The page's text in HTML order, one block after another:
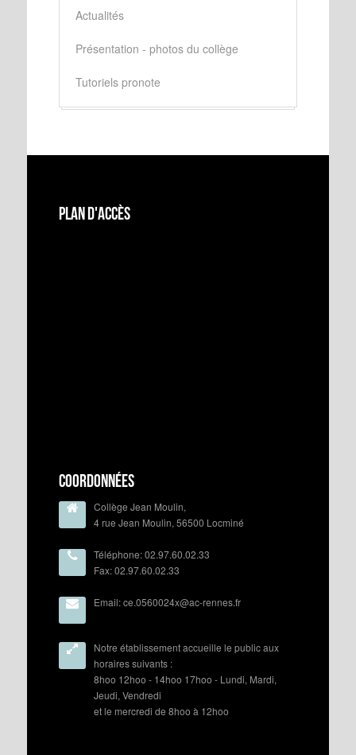
Actualités
Présentation - photos du collège
Tutoriels pronote
Plan d'accès
Coordonnées
Collège Jean Moulin,
4 rue Jean Moulin, 56500 Locminé
Téléphone: 02.97.60.02.33
Fax: 02.97.60.02.33
Email: ce.0560024x@ac-rennes.fr
Notre établissement accueille le public aux
horaires suivants :
8hoo 12hoo - 14hoo 17hoo - Lundi, Mardi,
Jeudi, Vendredi
et le mercredi de 8hoo à 12hoo